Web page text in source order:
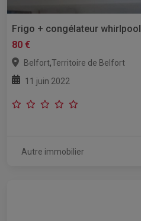
Frigo + congélateur whirlpool
80 €
Belfort,Territoire de Belfort
11 juin 2022
Autre immobilier